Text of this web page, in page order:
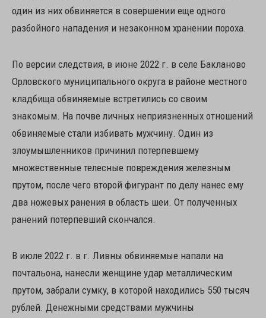
один из них обвиняется в совершении еще одного
разбойного нападения и незаконном хранении пороха.
По версии следствия, в июне 2022 г. в селе Бакланово
Орловского муниципального округа в районе местного
кладбища обвиняемые встретились со своим
знакомым. На почве личных неприязненных отношений
обвиняемые стали избивать мужчину. Один из
злоумышленников причинил потерпевшему
множественные телесные повреждения железным
прутом, после чего второй фигурант по делу нанес ему
два ножевых ранения в область шеи. От полученных
ранений потерпевший скончался.
В июле 2022 г. в г. Ливны обвиняемые напали на
почтальона, нанесли женщине удар металлическим
прутом, забрали сумку, в которой находились 550 тысяч
рублей. Денежными средствами мужчины